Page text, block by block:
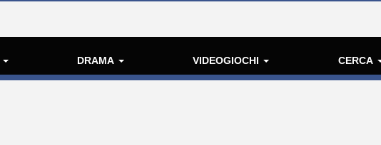
DRAMA VIDEOGIOCHI CERCA